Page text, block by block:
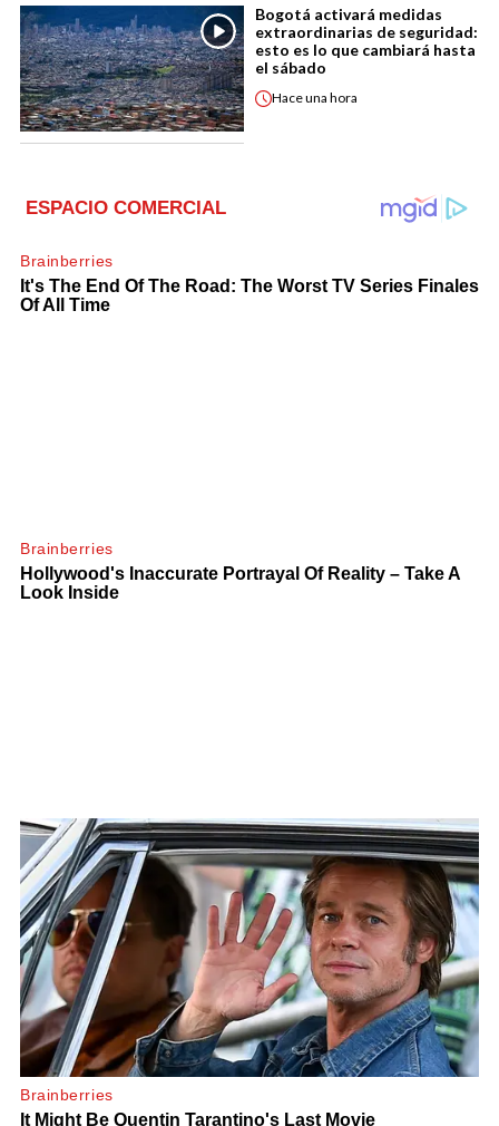
Bogotá activará medidas
extraordinarias de seguridad:
esto es lo que cambiará hasta
el sábado
Haceuna hora